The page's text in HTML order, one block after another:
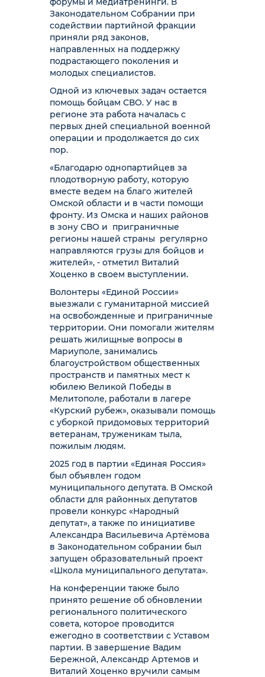
Законодательном Собрании при
содействии партийной фракции
приняли ряд законов,
направленных на поддержку
подрастающего поколения и
молодых специалистов.
Одной из ключевых задач остается
помощь бойцам СВО. У нас в
регионе эта работа началась с
первых дней специальной военной
операции и продолжается до сих
пор.
«Благодарю однопартийцев за
плодотворную работу, которую
вместе ведем на благо жителей
Омской области и в части помощи
фронту. Из Омска и наших районов
в зону СВО и приграничные
регионы нашей страны регулярно
направляются грузы для бойцов и
жителей», - отметил Виталий
Хоценко в своем выступлении.
Волонтеры «Единой России»
выезжали с гуманитарной миссией
на освобожденные и приграничные
территории. Они помогали жителям
решать жилищные вопросы в
Мариуполе, занимались
благоустройством общественных
пространств и памятных мест к
юбилею Великой Победы в
Мелитополе, работали в лагере
«Курский рубеж», оказывали помощь
с уборкой придомовых территорий
ветеранам, труженикам тыла,
пожилым людям.
2025 год в партии «Единая Россия»
был объявлен годом
муниципального депутата. В Омской
области для районных депутатов
провели конкурс «Народный
депутат», а также по инициативе
Александра Васильевича Артёмова
в Законодательном собрании был
запущен образовательный проект
«Школа муниципального депутата».
На конференции также было
принято решение об обновлении
регионального политического
совета, которое проводится
ежегодно в соответствии с Уставом
партии. В завершение Вадим
Бережной, Александр Артемов и
Виталий Хоценко вручили самым